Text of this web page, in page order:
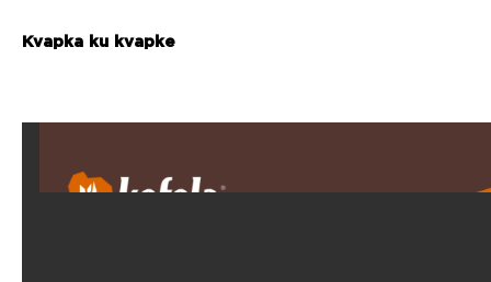
Kvapka ku kvapke